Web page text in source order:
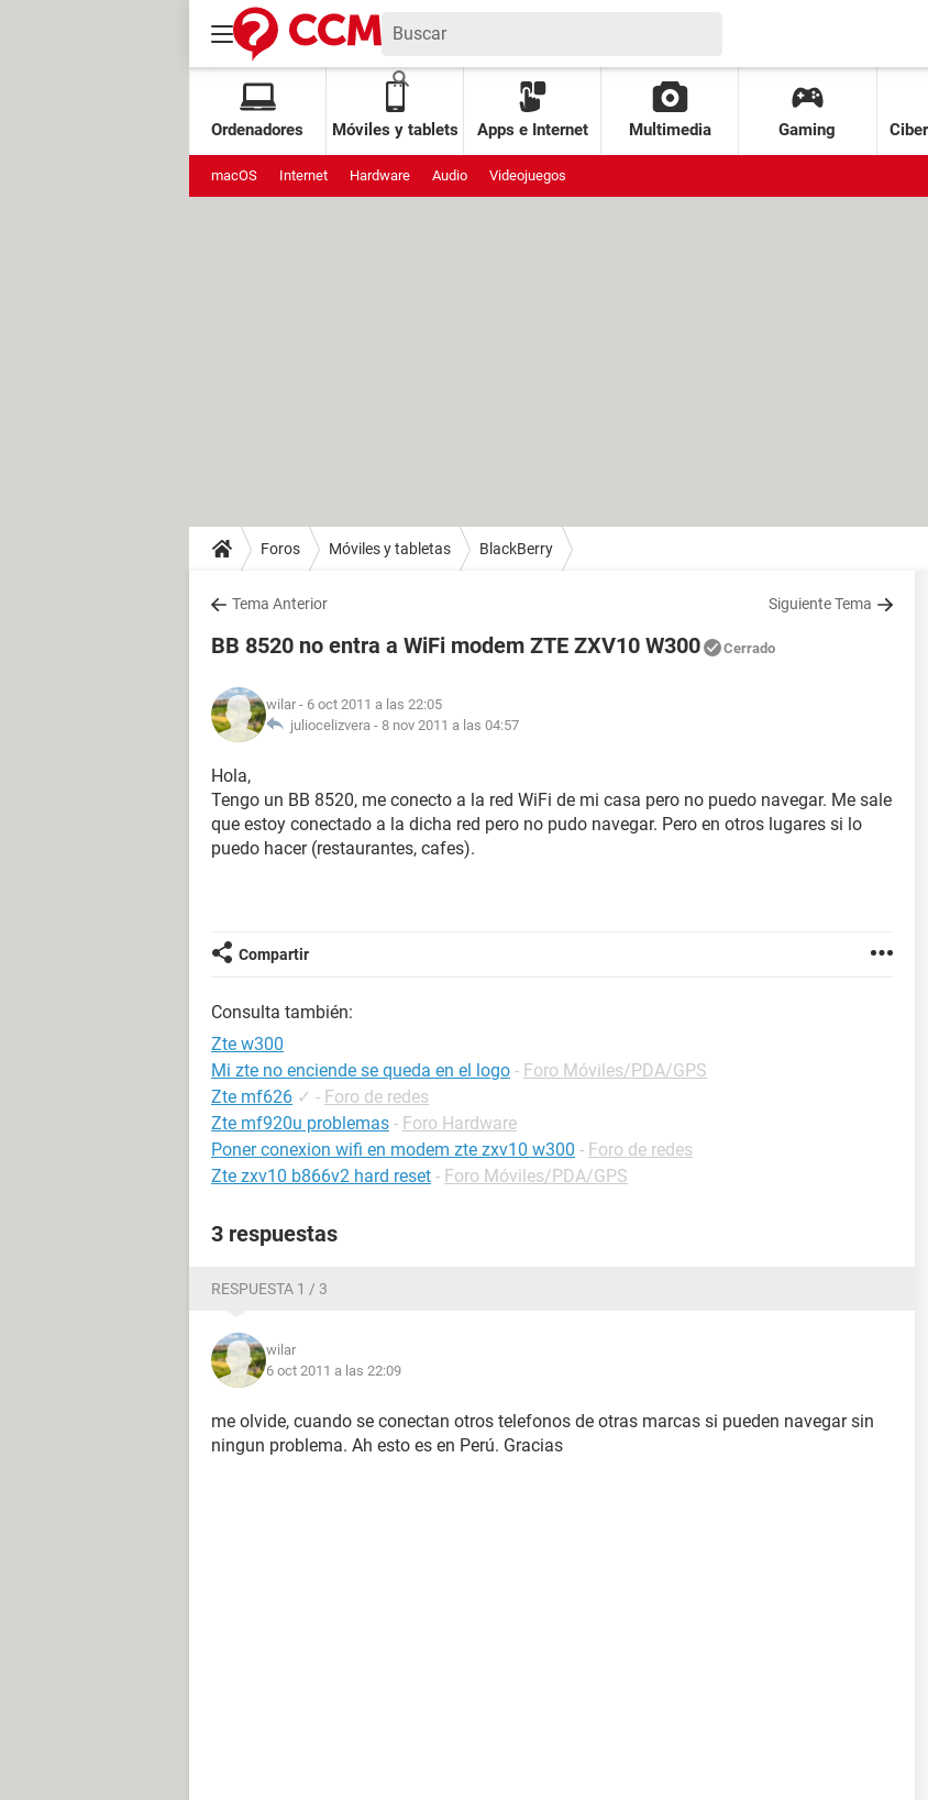
Ordenadores Móviles y tablets Apps e Internet Multimedia Gaming
macOS Internet Hardware Audio Videojuegos
Foros Móviles y tabletas BlackBerry
Tema Anterior Siguiente Tema
BB 8520 no entra a WiFi modem ZTE ZXV10 W300 Cerrado
wilar - 6 oct 2011 a las 22:05
juliocelizvera - 8 nov 2011 a las 04:57
Hola,
Tengo un BB 8520, me conecto a la red WiFi de mi casa pero no puedo navegar. Me sale
que estoy conectado a la dicha red pero no pudo navegar. Pero en otros lugares si lo
puedo hacer (restaurantes, cafes).
Compartir
Consulta también:
Zte w300
Mi zte no enciende se queda en el logo - Foro Móviles/PDA/GPS
Zte mf626 ✓ - Foro de redes
Zte mf920u problemas - Foro Hardware
Poner conexion wifi en modem zte zxv10 w300 - Foro de redes
Zte zxv10 b866v2 hard reset - Foro Móviles/PDA/GPS
3 respuestas
RESPUESTA 1 / 3
wilar
6 oct 2011 a las 22:09
me olvide, cuando se conectan otros telefonos de otras marcas si pueden navegar sin
ningun problema. Ah esto es en Perú. Gracias